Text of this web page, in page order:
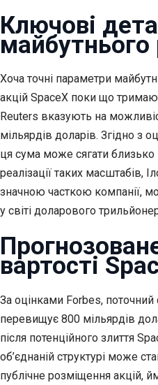
Ключові
Хоча точні параметри
акцій SpaceX поки що
Reuters вказують на
мільярдів доларів. Згідно з
ця сума може сягати близько
реалізації таких масштабів,
значною часткою компанії,
у світі доларового
вартості
За оцінками Forbes,
перевищує 800 мільярдів
після потенційного злиття
об’єднаній структурі може
публічне розміщення акцій,